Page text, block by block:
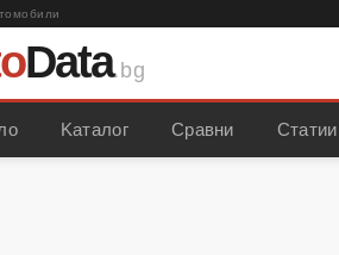
Data.bg
Kаталог Сравни Статии